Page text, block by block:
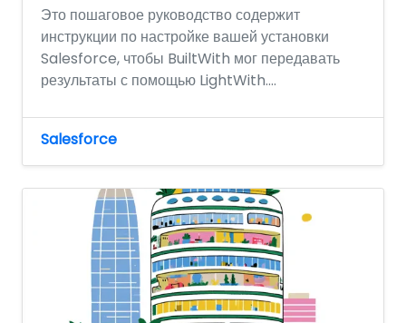
Это пошаговое руководство содержит
инструкции по настройке вашей установки
Salesforce, чтобы BuiltWith мог передавать
результаты с помощью LightWith....
Salesforce